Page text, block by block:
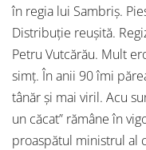
în regia lui Sambriș.
Distribuție reușită.
Petru Vutcărău. Mult
simț. În anii 90 îmi
tânăr și mai viril. Acu
un căcat” rămâne în
proaspătul ministrul al